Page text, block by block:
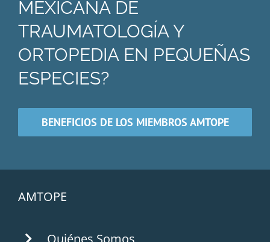
MEXICANA DE
TRAUMATOLOGÍA Y
ORTOPEDIA EN PEQUEÑAS
ESPECIES?
BENEFICIOS DE LOS MIEMBROS AMTOPE
AMTOPE
Quiénes Somos